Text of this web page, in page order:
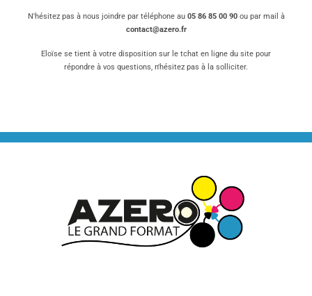
N'hésitez pas à nous joindre par téléphone au 05 86 85 00 90 ou par mail à
contact@azero.fr
Eloïse se tient à votre disposition sur le tchat en ligne du site pour
répondre à vos questions, n'hésitez pas à la solliciter.